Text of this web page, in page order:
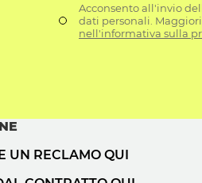
Acconsento all'invio
dati personali.
nell'informativa sulla
UN RECLAMO QUI